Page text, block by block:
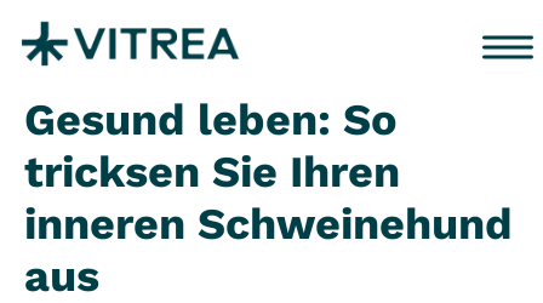
Gesund leben: So
tricksen Sie Ihren
inneren Schweinehund
aus